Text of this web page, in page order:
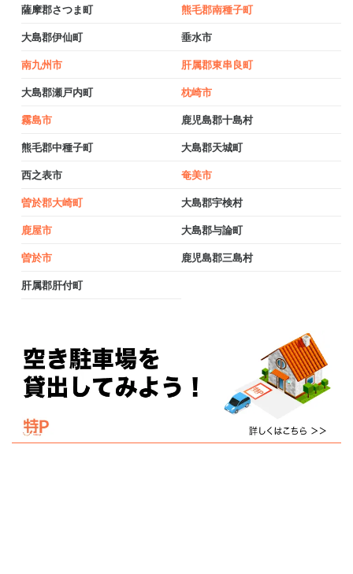
薩摩郡さつま町 熊毛郡南種子町
大島郡伊仙町 垂水市
南九州市 肝属郡東串良町
大島郡瀬戸内町 枕崎市
霧島市 鹿児島郡十島村
熊毛郡中種子町 大島郡天城町
西之表市 奄美市
曽於郡大崎町 大島郡宇検村
鹿屋市 大島郡与論町
曽於市 鹿児島郡三島村
肝属郡肝付町